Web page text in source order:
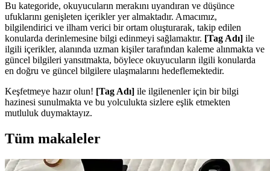
Bu kategoride, okuyucuların merakını uyandıran ve düşünce
ufuklarını genişleten içerikler yer almaktadır. Amacımız,
bilgilendirici ve ilham verici bir ortam oluşturarak, takip edilen
konularda derinlemesine bilgi edinmeyi sağlamaktır. [Tag Adı] ile
ilgili içerikler, alanında uzman kişiler tarafından kaleme alınmakta ve
güncel bilgileri yansıtmakta, böylece okuyucuların ilgili konularda
en doğru ve güncel bilgilere ulaşmalarını hedeflemektedir.
Keşfetmeye hazır olun! [Tag Adı] ile ilgilenenler için bir bilgi
hazinesi sunulmakta ve bu yolculukta sizlere eşlik etmekten
mutluluk duymaktayız.
Tüm makaleler